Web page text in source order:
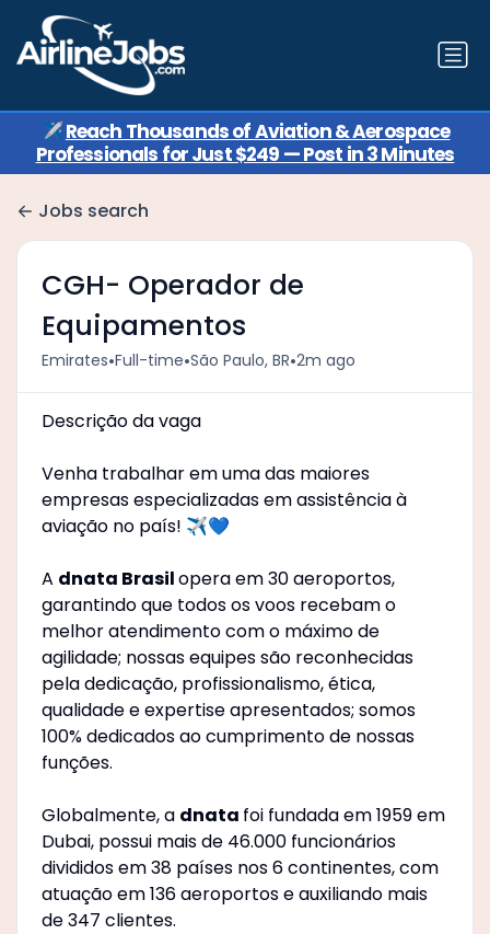
✈️Reach Thousands of Aviation & Aerospace
Professionals for Just $249 — Post in 3 Minutes
Jobs search
CGH- Operador de
Equipamentos
Emirates•Full-time•São Paulo, BR•2m ago
Descrição da vaga
Venha trabalhar em uma das maiores
empresas especializadas em assistência à
aviação no país! ✈️💙
A dnata Brasilopera em 30 aeroportos,
garantindo que todos os voos recebam o
melhor atendimento com o máximo de
agilidade; nossas equipes são reconhecidas
pela dedicação, profissionalismo, ética,
qualidade e expertise apresentados; somos
100% dedicados ao cumprimento de nossas
funções.
Globalmente, a dnata foi fundada em 1959 em
Dubai, possui mais de 46.000 funcionários
divididos em 38 países nos 6 continentes, com
atuação em 136 aeroportos e auxiliando mais
de 347 clientes.